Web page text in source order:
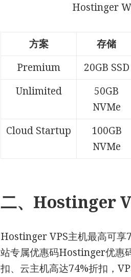
Hostinger
方案 存储
Premium
20GB SSD
Unlimited
50GB
NVMe
Cloud Startup
100GB
NVMe
二、Hostinger
Hostinger VPS主机最高可享
站专属优惠码Hostinger优惠
扣、云主机高达74%折扣，